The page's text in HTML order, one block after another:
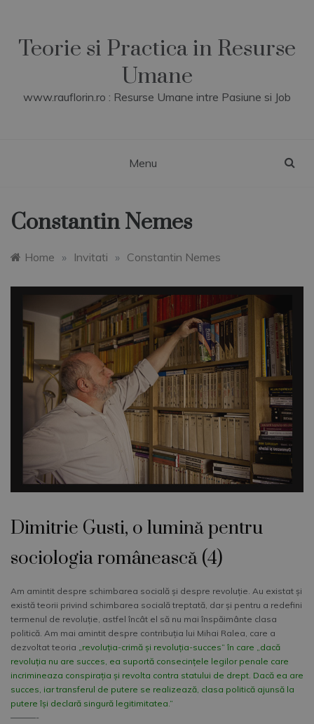
contentTeorie si Practica in Resurse
Umane
www.rauflorin.ro : Resurse Umane intre Pasiune si Job
Menu
Constantin Nemes
Home » Invitati » Constantin Nemes
Dimitrie Gusti, o lumină pentru
sociologia românească (4)
Am amintit despre schimbarea socială și despre revoluție. Au existat și
există teorii privind schimbarea socială treptată, dar și pentru a redefini
termenul de revoluție, astfel încât el să nu mai înspăimânte clasa
politică. Am mai amintit despre contribuția lui Mihai Ralea, care a
dezvoltat teoria „revoluția-crimă și revoluția-succes” în care „dacă
revoluția nu are succes, ea suportă consecințele legilor penale care
incrimineaza conspirația și revolta contra statului de drept. Dacă ea are
succes, iar transferul de putere se realizează, clasa politică ajunsă la
putere își declară singură legitimitatea.”
––––––-